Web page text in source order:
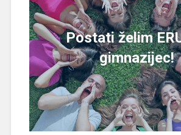
Postati želim
gimnazijec!